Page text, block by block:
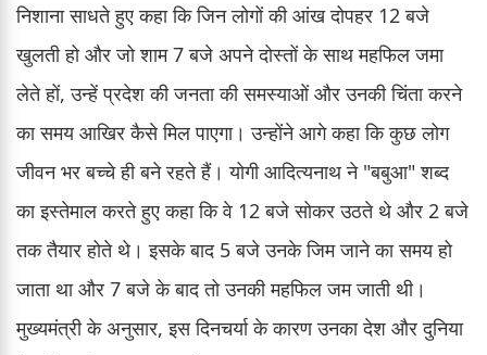
निशाना साधते हुए कहा कि जिन लोगों की आंख दोपहर 12 बजे
खुलती हो और जो शाम 7 बजे अपने दोस्तों के साथ महफिल जमा
लेते हों, उन्हें प्रदेश की जनता की समस्याओं और उनकी चिंता करने
का समय आखिर कैसे मिल पाएगा। उन्होंने आगे कहा कि कुछ लोग
जीवन भर बच्चे ही बने रहते हैं। योगी आदित्यनाथ ने "बबुआ" शब्द
का इस्तेमाल करते हुए कहा कि वे 12 बजे सोकर उठते थे और 2 बजे
तक तैयार होते थे। इसके बाद 5 बजे उनके जिम जाने का समय हो
जाता था और 7 बजे के बाद तो उनकी महफिल जम जाती थी।
मुख्यमंत्री के अनुसार, इस दिनचर्या के कारण उनका देश और दुनिया